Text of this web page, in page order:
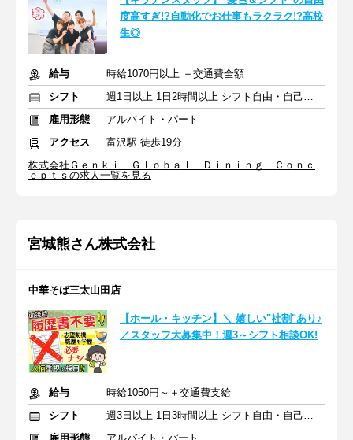
度高すぎ!?自動化でお仕事もラクラク!?高校
生◎
給与
時給1070円以上 ＋交通費全額
シフト
週1日以上 1日2時間以上 シフト自由・自己申告
雇用形態
アルバイト・パート
アクセス
富沢駅 徒歩19分
株式会社Ｇｅｎｋｉ Ｇｌｏｂａｌ Ｄｉｎｉｎｇ Ｃｏｎｃ
ｅｐｔｓの求人一覧を見る
宮城熊さん株式会社
中華そば三太山田店
【ホール・キッチン】＼ 嬉しい"社割"あり♪
／スタッフ大募集中！週3～シフト相談OK!
給与
時給1050円～＋交通費支給
シフト
週3日以上 1日3時間以上 シフト自由・自己申告